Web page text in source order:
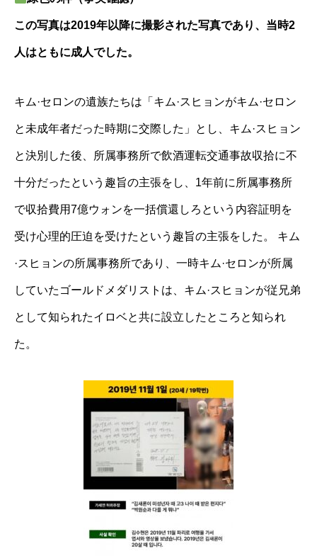
この写真は2019年以降に撮影された写真であり、当時2
人はともに成人でした。
キム·セロンの遺族たちは「キム·スヒョンがキム·セロン
と未成年者だった時期に交際した」とし、キム·スヒョン
と決別した後、所属事務所で飲酒運転交通事故収拾に不
十分だったという趣旨の主張をし、1年前に所属事務所
で収拾費用7億ウォンを一括償還しろという内容証明を
受け心理的圧迫を受けたという趣旨の主張をした。 キム
·スヒョンの所属事務所であり、一時キム·セロンが所属
していたゴールドメダリストは、キム·スヒョンが従兄弟
として知られたイロベと共に設立したところと知られ
た。